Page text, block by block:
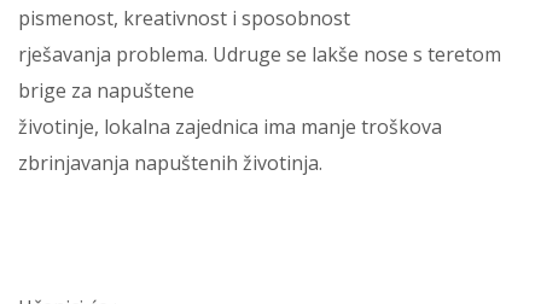
pismenost, kreativnost i sposobnost
rješavanja problema. Udruge se lakše nose s teretom
brige za napuštene
životinje, lokalna zajednica ima manje troškova
zbrinjavanja napuštenih životinja.